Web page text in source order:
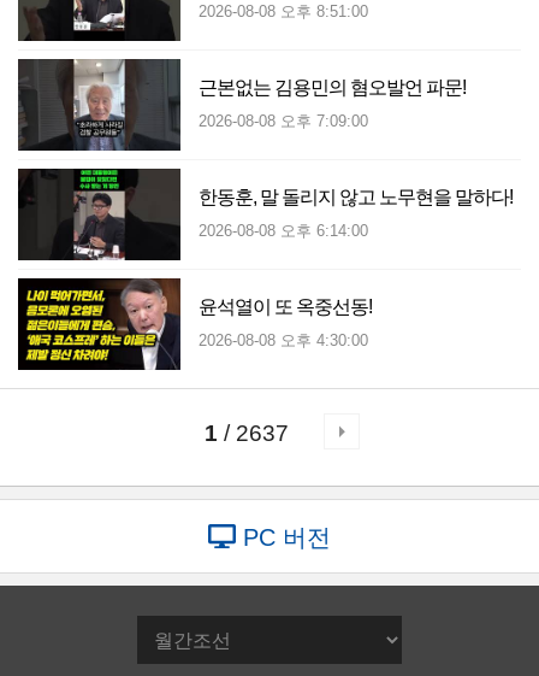
2026-08-08 오후 8:51:00
근본없는 김용민의 혐오발언 파문!
2026-08-08 오후 7:09:00
한동훈, 말 돌리지 않고 노무현을 말하다!
2026-08-08 오후 6:14:00
윤석열이 또 옥중선동!
2026-08-08 오후 4:30:00
1 / 2637
PC 버전